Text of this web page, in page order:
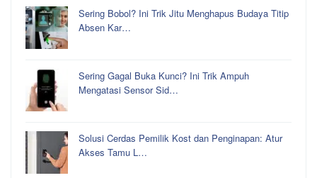
Sering Bobol? Ini Trik Jitu Menghapus Budaya Titip
Absen Kar…
Sering Gagal Buka Kunci? Ini Trik Ampuh
Mengatasi Sensor Sid…
Solusi Cerdas Pemilik Kost dan Penginapan: Atur
Akses Tamu L…